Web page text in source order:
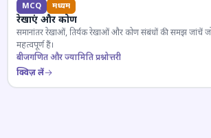
MCQ मध्यम
रेखाएं और कोण
समानांतर रेखाओं, तिर्यक रेखाओं और कोण संबंधों की समझ जांचें जो
महत्वपूर्ण हैं।
बीजगणित और ज्यामिति प्रश्नोत्तरी
क्विज़ लें